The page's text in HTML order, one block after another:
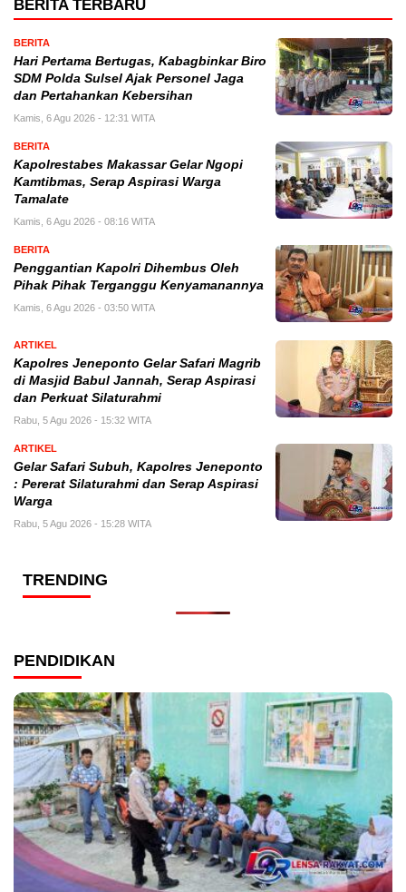
BERITA TERBARU
BERITA
Hari Pertama Bertugas, Kabagbinkar Biro
SDM Polda Sulsel Ajak Personel Jaga
dan Pertahankan Kebersihan
Kamis, 6 Agu 2026 - 12:31 WITA
BERITA
Kapolrestabes Makassar Gelar Ngopi
Kamtibmas, Serap Aspirasi Warga
Tamalate
Kamis, 6 Agu 2026 - 08:16 WITA
BERITA
Penggantian Kapolri Dihembus Oleh
Pihak Pihak Terganggu Kenyamanannya
Kamis, 6 Agu 2026 - 03:50 WITA
ARTIKEL
Kapolres Jeneponto Gelar Safari Magrib
di Masjid Babul Jannah, Serap Aspirasi
dan Perkuat Silaturahmi
Rabu, 5 Agu 2026 - 15:32 WITA
ARTIKEL
Gelar Safari Subuh, Kapolres Jeneponto
: Pererat Silaturahmi dan Serap Aspirasi
Warga
Rabu, 5 Agu 2026 - 15:28 WITA
TRENDING
PENDIDIKAN